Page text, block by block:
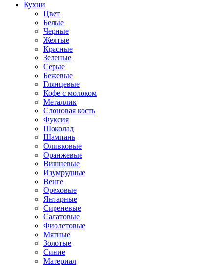
Кухни
Цвет
Белые
Черные
Желтые
Красные
Зеленые
Серые
Бежевые
Глянцевые
Кофе с молоком
Металлик
Слоновая кость
Фуксия
Шоколад
Шампань
Оливковые
Оранжевые
Вишневые
Изумрудные
Венге
Ореховые
Янтарные
Сиреневые
Салатовые
Фиолетовые
Мятные
Золотые
Синие
Материал